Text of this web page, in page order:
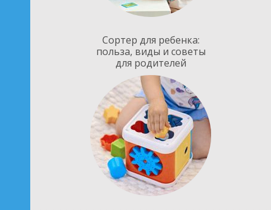
Сортер для ребенка:
польза, виды и советы
для родителей